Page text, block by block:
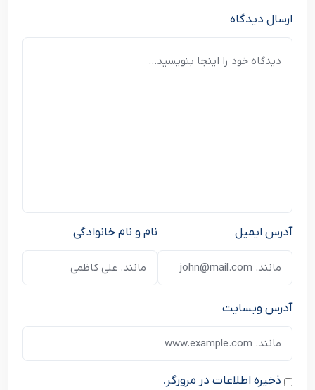
ارسال دیدگاه
نام و نام خانوادگی آدرس ایمیل
آدرس وبسایت
ذخیره اطلاعات در مرورگر.